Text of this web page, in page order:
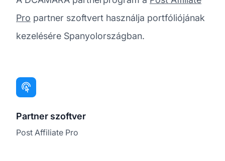
Pro partner szoftvert használja portfóliójának
kezelésére Spanyolországban.
Partner szoftver
Post Affiliate Pro